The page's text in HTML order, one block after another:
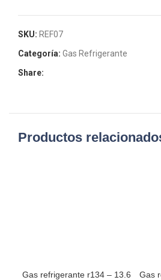
SKU: REF07
Categoría: Gas Refrigerante
Share:
Productos
Gas refrigerante r134 – 13.6
Gas